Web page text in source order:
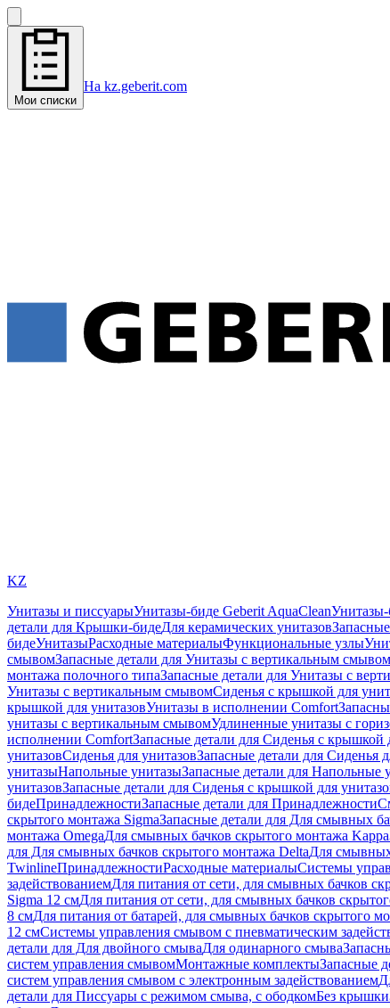
Мои списки
На kz.geberit.com
KZ
Унитазы и писсуарыУнитазы-биде Geberit AquaClean
детали для Крышки-бидеДля керамических унитазов
бидеУнитазыРасходные материалыФункциональные узлы
смывомЗапасные детали для Унитазы с вертикальным смывом
монтажа полочного типаЗапасные детали для Унитазы с
Унитазы с вертикальным смывомСиденья с крышкой для
крышкой для унитазовУнитазы в исполнении Comfort
унитазы с вертикальным смывомУдлиненные унитазы с
исполнении ComfortЗапасные детали для Сиденья с
унитазовСиденья для унитазовЗапасные детали для Сиденья
унитазыНапольные унитазыЗапасные детали для Напольные
унитазовЗапасные детали для Сиденья с крышкой для
бидеПринадлежностиЗапасные детали для Принадлежности
скрытого монтажа SigmaЗапасные детали для Для смывных
монтажа OmegaДля смывных бачков скрытого монтажа Kappa
для Для смывных бачков скрытого монтажа DeltaДля
TwinlineПринадлежностиРасходные материалыСистемы
задействованиемДля питания от сети, для смывных бачков
Sigma 12 смДля питания от сети, для смывных бачков
8 смДля питания от батарей, для смывных бачков скрытого
12 смСистемы управления смывом с пневматическим
детали для Для двойного смываДля одинарного смыва
систем управления смывомМонтажные комплектыЗапасные
систем управления смывом с электронным задействованием
детали для Писсуары с режимом смыва, с ободкомБез крышки